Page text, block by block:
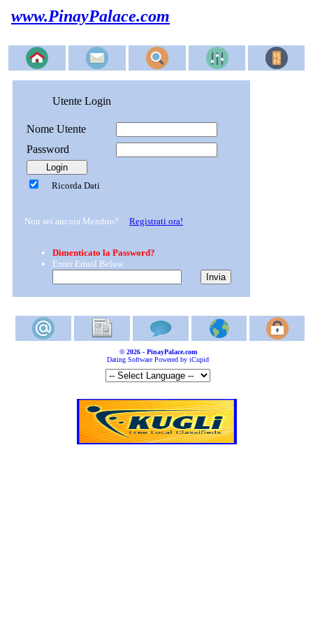
www.PinayPalace.com
Utente Login
Nome Utente
Password
Ricorda Dati
Non sei ancora Membro? Registrati ora!
Dimenticato la Password?
Enter Email Below
© 2026 - PinayPalace.com
Dating Software Powered by iCupid